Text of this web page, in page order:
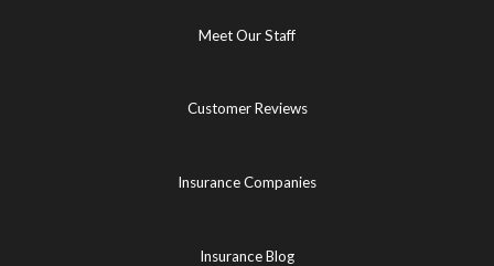
Meet Our Staff
Customer Reviews
Insurance Companies
Insurance Blog